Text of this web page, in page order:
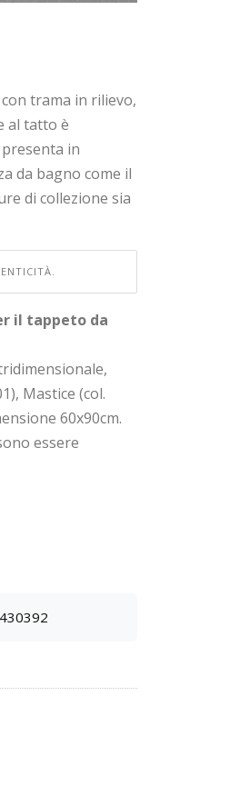
trama in rilievo,
al tatto è
in
da bagno come il
di collezione sia
il tappeto da
Mastice (col.
60x90cm.
essere